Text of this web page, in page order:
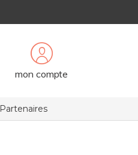
mon compte
Partenaires